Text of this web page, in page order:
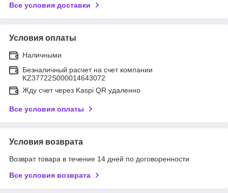
Все условия доставки
Условия оплаты
Наличными
Безналичный расчет на счет компании
KZ37722S000014643072
Жду счет через Kaspi QR удаленно
Все условия оплаты
Условия возврата
Возврат товара в течение 14 дней по договоренности
Все условия возврата